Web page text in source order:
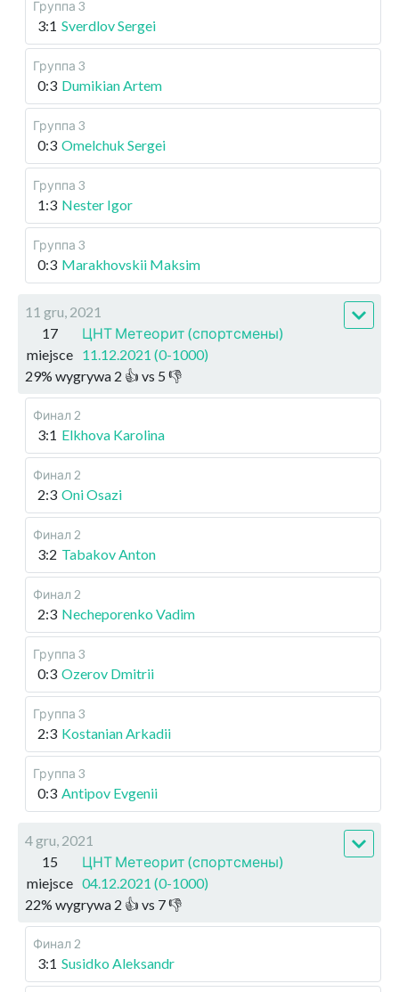
Группа 3
3:1 Sverdlov Sergei
Группа 3
0:3 Dumikian Artem
Группа 3
0:3 Omelchuk Sergei
Группа 3
1:3 Nester Igor
Группа 3
0:3 Marakhovskii Maksim
11 gru, 2021
17
miejsce
ЦНТ Метеорит (спортсмены)
11.12.2021 (0-1000)
29% wygrywa 2 👍 vs 5 👎
Финал 2
3:1 Elkhova Karolina
Финал 2
2:3 Oni Osazi
Финал 2
3:2 Tabakov Anton
Финал 2
2:3 Necheporenko Vadim
Группа 3
0:3 Ozerov Dmitrii
Группа 3
2:3 Kostanian Arkadii
Группа 3
0:3 Antipov Evgenii
4 gru, 2021
15
miejsce
ЦНТ Метеорит (спортсмены)
04.12.2021 (0-1000)
22% wygrywa 2 👍 vs 7👎
Финал 2
3:1 Susidko Aleksandr